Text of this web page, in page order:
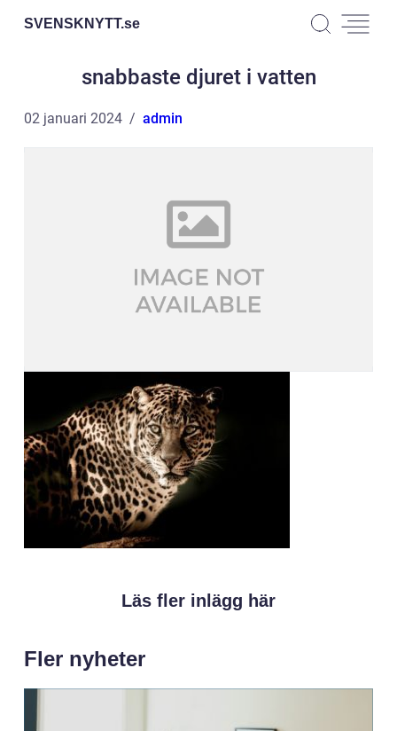
SVENSKNYTT.se
snabbaste djuret i vatten
02 januari 2024 admin
Läs fler inlägg här
Fler nyheter